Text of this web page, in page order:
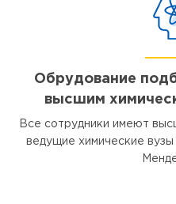
Обрудование
высшим
Все сотрудники имеют
ведущие химические